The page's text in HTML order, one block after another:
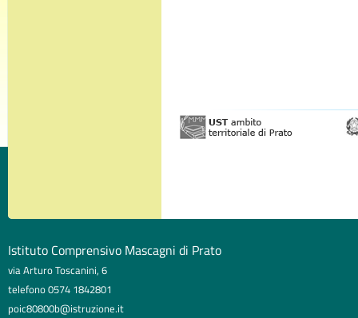
Istituto Comprensivo Mascagni di Prato
via Arturo Toscanini, 6
telefono 0574 1842801
poic80800b@istruzione.it